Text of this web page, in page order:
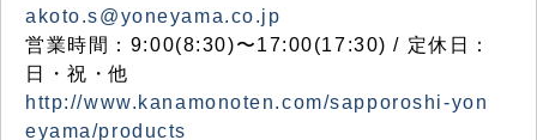
akoto.s@yoneyama.co.jp
営業時間：9:00(8:30)〜17:00(17:30) / 定休日：
日・祝・他
http://www.kanamonoten.com/sapporoshi-yon
eyama/products